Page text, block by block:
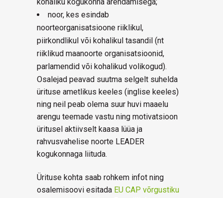
kohaliku kogukonna arendamisega;
noor, kes esindab
noorteorganisatsioone riiklikul,
piirkondlikul või kohalikul tasandil (nt
riiklikud maanoorte organisatsioonid,
parlamendid või kohalikud volikogud).
Osalejad peavad suutma selgelt suhelda
ürituse ametlikus keeles (inglise keeles)
ning neil peab olema suur huvi maaelu
arengu teemade vastu ning motivatsioon
üritusel aktiivselt kaasa lüüa ja
rahvusvahelise noorte LEADER
kogukonnaga liituda.
Ürituse kohta saab rohkem infot ning
osalemisoovi esitada EU CAP võrgustiku